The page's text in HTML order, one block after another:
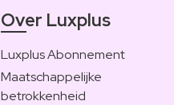
Over Luxplus
Luxplus Abonnement
Maatschappelijke
betrokkenheid